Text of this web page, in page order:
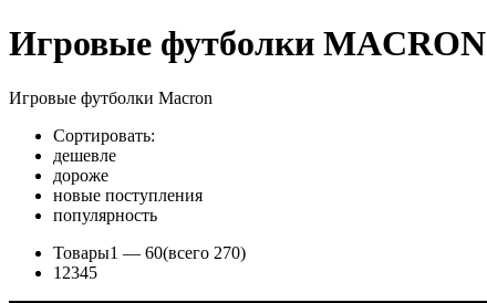
Игровые футболки MACRON
Игровые футболки Macron
Сортировать:
дешевле
дороже
новые поступления
популярность
Товары1 — 60(всего 270)
1 2345